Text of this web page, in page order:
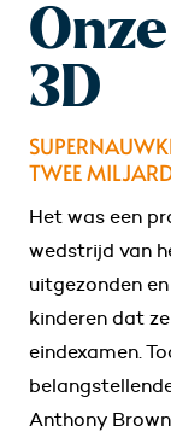
3D
TWEE
Het was een
wedstrijd van
uitgezonden
kinderen dat
eindexamen.
Anthony